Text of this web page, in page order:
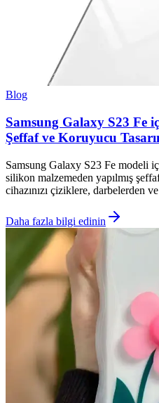
Blog
Samsung Galaxy S23 Fe
Şeffaf ve Koruyucu
Samsung Galaxy S23 Fe modeli
silikon malzemeden yapılmış
cihazınızı çiziklere, darbelerden
Daha fazla bilgi edinin